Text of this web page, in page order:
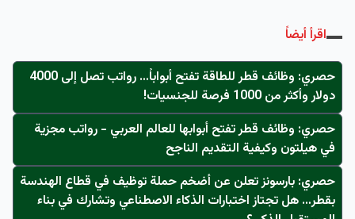
اقرأ أيضاً
حصري: وظائف قطر للطاقة تفتح أبواباً… رواتب تصل إلى 4000
دولار وأكثر من 1000 فرصة للجنسيات!
حصري: وظائف قطر تفتح أبوابها للعالم العربي - رواتب مجزية
في هيلتون وكيفية التقديم الناجح
حصري: بارسونز تعلن عن أضخم حملة توظيف في قطاع الهندسة
بقطر… هل تجتاز اختبارات الذكاء الاصطناعي وتشارك في بناء